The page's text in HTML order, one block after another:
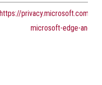
https://privacy.microsoft.com/
microsoft-edge-and-